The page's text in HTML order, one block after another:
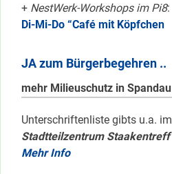
+ NestWerk-Workshops im Pi8:
Di-Mi-Do “Café mit Köpfchen
JA zum Bürgerbegehren ..
mehr Milieuschutz in Spandau
Unterschriftenliste gibts u.a. im
Stadtteilzentrum Staakentreff
Mehr Info